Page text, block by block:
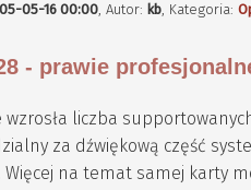
05-16 00:00,Autor: kb, Kategoria:
- prawie
wzrosła liczba
za dźwiękową część
Więcej na temat samej karty